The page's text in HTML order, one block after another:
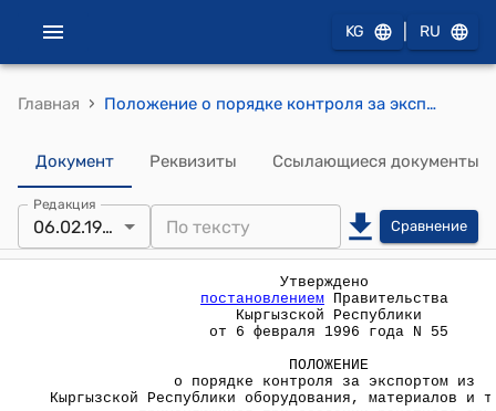
KG RU
Главная › Положение о порядке контроля за экспортом из Кыргызской Республики оборудования, материалов и технологий, применяющихся при создании ракетного оружия (Утверждено постановлением Правительства Кыргызской Республики от 6 февраля 1996 года N 55)
Документ Реквизиты Ссылающиеся документы
Редакция
06.02.1996 Сравнение